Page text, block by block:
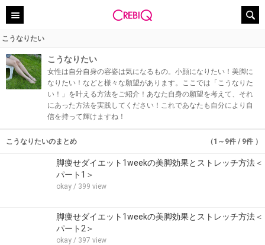
こうなりたい
こうなりたい
女性は自分自身の容姿は気になるもの。小顔になりたい！美脚に
なりたい！などと様々な願望があります。ここでは「こうなりた
い！」を叶える方法をご紹介！あなた自身の願望を考えて、それ
にあった方法を実践してください！これであなたも自分により自
信を持って輝けますね！
こうなりたいのまとめ （1～9件 / 9件 ）
脚痩せダイエット1weekの美脚効果とストレッチ方法＜
パート1＞
okay / 399 view
脚痩せダイエット1weekの美脚効果とストレッチ方法＜
パート2＞
okay / 397 view